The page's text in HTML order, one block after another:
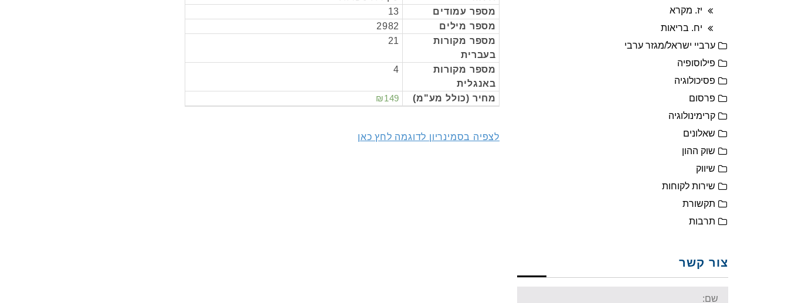
מספר עמודים
13
מספר מילים
2982
מספר מקורות
בעברית
21
מספר מקורות
באנגלית
4
מחיר (כולל מע"מ) ₪149
לצפיה בסמינריון לדוגמה לחץ כאן
יז. מקרא
יח. בריאות
ערביי ישראל/מגזר ערבי
פילוסופיה
פסיכולוגיה
פרסום
קרימינולוגיה
שאלונים
שוק ההון
שיווק
שירות לקוחות
תקשורת
תרבות
צור קשר